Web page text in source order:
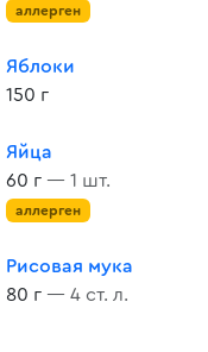
аллерген
Яблоки
150 г
Яйца
60 г — 1 шт.
аллерген
Рисовая мука
80 г — 4 ст. л.